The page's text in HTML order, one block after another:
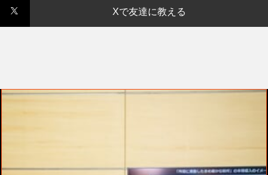
Xで友達に教える